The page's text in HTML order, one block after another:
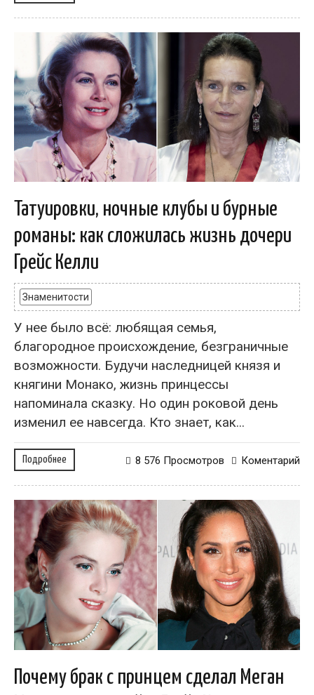
Татуировки, ночные клубы и бурные
романы: как сложилась жизнь дочери
Грейс Келли
Знаменитости
У нее было всё: любящая семья,
благородное происхождение, безграничные
возможности. Будучи наследницей князя и
княгини Монако, жизнь принцессы
напоминала сказку. Но один роковой день
изменил ее навсегда. Кто знает, как...
Подробнее Коментарий
8 576 Просмотров
Почему брак с принцем сделал Меган